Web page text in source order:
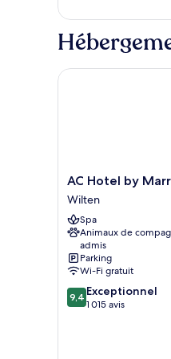
chambre
Chambre
Triple
view)
AC
Hotel
by
Marriott
Innsbruck
Wilten
AC Hotel by
Wilten
Spa
Animaux de
admis
Parking
Wi-Fi gratuit
9.4
sur
9,4 Exceptionnel
1 015 avis
AC Hotel by